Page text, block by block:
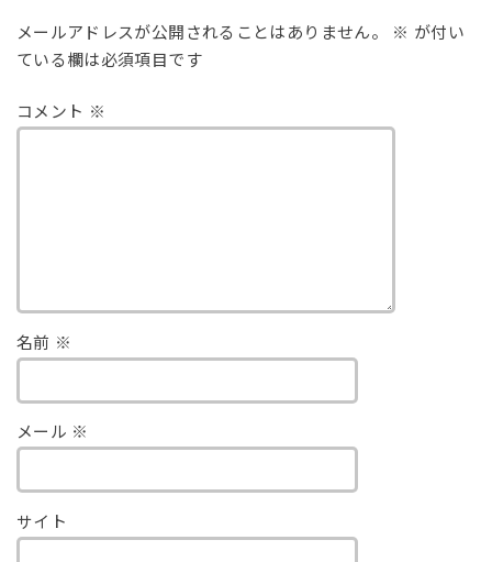
メールアドレスが公開されることはありません。 ※ が付い
ている欄は必須項目です
コメント ※
名前 ※
メール ※
サイト